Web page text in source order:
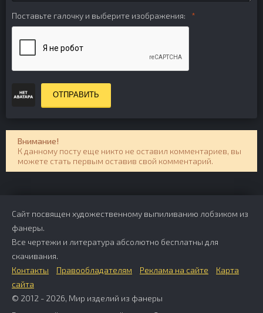
Поставьте галочку и выберите изображения:
ОТПРАВИТЬ
Внимание!
К данному посту еще никто не оставил комментариев, вы
можете стать первым оставив свой комментарий.
Сайт посвящен художественному выпиливанию лобзиком из
фанеры.
Все чертежи и литература абсолютно бесплатны для
скачивания.
Контакты
Правообладателям Реклама на сайте
Карта
сайта
© 2012 - 2026, Мир изделий из фанеры